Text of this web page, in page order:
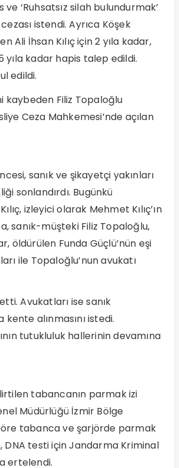
‘Ruhsatsız silah bulundurmak’
istendi. Ayrıca Köşek
Ali İhsan Kılıç için 2 yıla kadar,
yıla kadar hapis talep edildi.
edildi.
kaybeden Filiz Topaloğlu
Ceza Mahkemesi’nde açılan
sanık ve şikayetçi yakınları
sonlandırdı. Bugünkü
izleyici olarak Mehmet Kılıç’ın
sanık-müşteki Filiz Topaloğlu,
öldürülen Funda Güçlü’nün eşi
ile Topaloğlu’nun avukatı
Avukatları ise sanık
kente alınmasını istedi.
tutukluluk hallerinin devamına
tabancanın parmak izi
Müdürlüğü İzmir Bölge
tabanca ve şarjörde parmak
DNA testi için Jandarma Kriminal
ertelendi.